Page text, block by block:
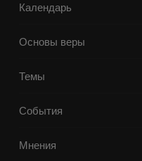
Календарь
Основы веры
Темы
События
Мнения